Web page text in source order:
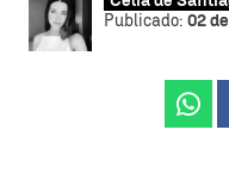
Publicado: 02